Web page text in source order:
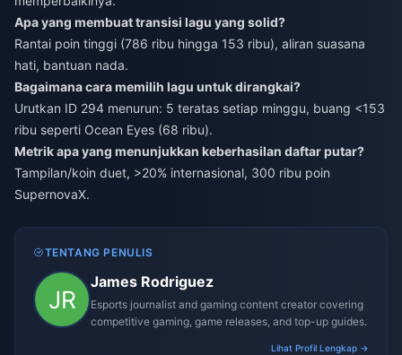
Apa yang membuat transisi lagu yang solid?
Rantai poin tinggi (786 ribu hingga 153 ribu), aliran suasana
hati, bantuan nada.
Bagaimana cara memilih lagu untuk dirangkai?
Urutkan ID 294 menurun: 5 teratas setiap minggu, buang <153
ribu seperti Ocean Eyes (68 ribu).
Metrik apa yang menunjukkan keberhasilan daftar putar?
Tampilan/koin duet, >20% internasional, 300 ribu poin
SupernovaX.
TENTANG PENULIS
James Rodriguez
Esports journalist and gaming content creator covering
competitive gaming, game releases, and top-up guides.
Lihat Profil Lengkap →